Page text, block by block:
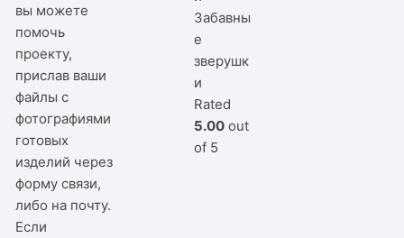
вы можете
помочь
проекту,
прислав ваши
файлы с
фотографиями
готовых
изделий через
форму связи,
либо на почту.
Если
Забавны
е
зверушк
и
Rated
5.00 out
of 5